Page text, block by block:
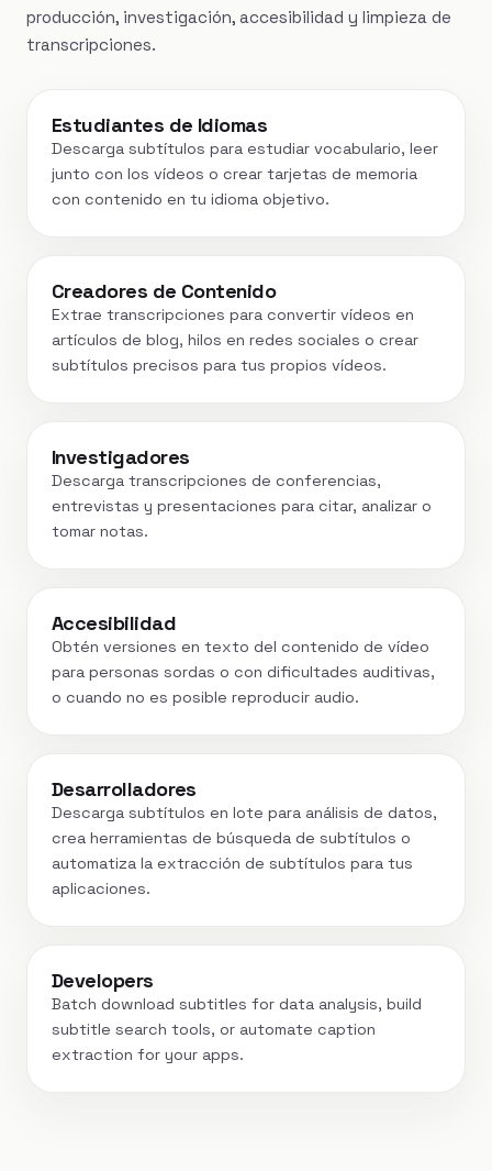
producción, investigación, accesibilidad y limpieza de
transcripciones.
Estudiantes de Idiomas
Descarga subtítulos para estudiar vocabulario, leer
junto con los vídeos o crear tarjetas de memoria
con contenido en tu idioma objetivo.
Creadores de Contenido
Extrae transcripciones para convertir vídeos en
artículos de blog, hilos en redes sociales o crear
subtítulos precisos para tus propios vídeos.
Investigadores
Descarga transcripciones de conferencias,
entrevistas y presentaciones para citar, analizar o
tomar notas.
Accesibilidad
Obtén versiones en texto del contenido de vídeo
para personas sordas o con dificultades auditivas,
o cuando no es posible reproducir audio.
Desarrolladores
Descarga subtítulos en lote para análisis de datos,
crea herramientas de búsqueda de subtítulos o
automatiza la extracción de subtítulos para tus
aplicaciones.
Developers
Batch download subtitles for data analysis, build
subtitle search tools, or automate caption
extraction for your apps.